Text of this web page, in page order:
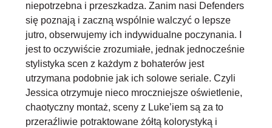
niepotrzebna i przeszkadza. Zanim nasi Defenders
się poznają i zaczną wspólnie walczyć o lepsze
jutro, obserwujemy ich indywidualne poczynania. I
jest to oczywiście zrozumiałe, jednak jednocześnie
stylistyka scen z każdym z bohaterów jest
utrzymana podobnie jak ich solowe seriale. Czyli
Jessica otrzymuje nieco mroczniejsze oświetlenie,
chaotyczny montaż, sceny z Luke’iem są za to
przeraźliwie potraktowane żółtą kolorystyką i